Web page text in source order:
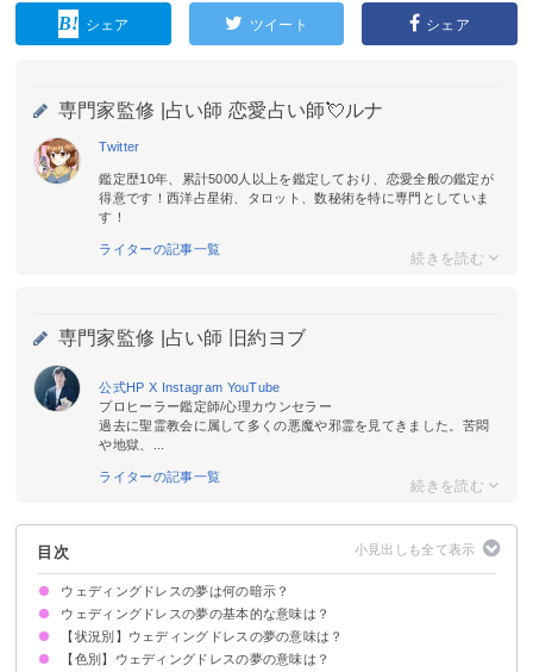
シェア ツイート シェア
専門家監修 | 占い師 恋愛占い師💘ルナ
Twitter
鑑定歴10年、累計5000人以上を鑑定しており、恋愛全般の鑑定が
得意です！西洋占星術、タロット、数秘術を特に専門としていま
す！
ライターの記事一覧
専門家監修 | 占い師 旧約ヨブ
公式HP X Instagram YouTube
プロヒーラー鑑定師/心理カウンセラー
過去に聖霊教会に属して多くの悪魔や邪霊を見てきました。苦悶
や地獄、...
ライターの記事一覧
目次
ウェディングドレスの夢は何の暗示？
ウェディングドレスの夢の基本的な意味は？
恋愛運UPの暗示
状況によって意味が決まる
【状況別】ウェディングドレスの夢の意味は？
ウェディングドレスを着る夢【吉夢】
ウェディングドレスを選ぶ夢【吉夢】
ウェディングドレスを試着する夢【警告夢】
ウェディングドレスで写真を撮る夢【吉夢】
ウェディングドレスを作る夢【警告夢】
ウェディングドレスを脱ぐ夢【警告夢】
結婚式でウェディングドレスを着る夢【吉夢・予知夢】
ウェディングドレスを着た人を見る夢【吉夢】
既婚者なのにウェディングドレスを着る夢【警告夢】
ウェディングドレスのサイズが合わない夢【警告夢】
【色別】ウェディングドレスの夢の意味は？